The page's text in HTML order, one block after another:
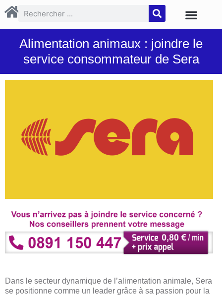
Alimentation animaux : joindre le
service consommateur de Sera
Dans le secteur dynamique de l’alimentation animale, Sera
se positionne comme un leader grâce à sa passion pour la